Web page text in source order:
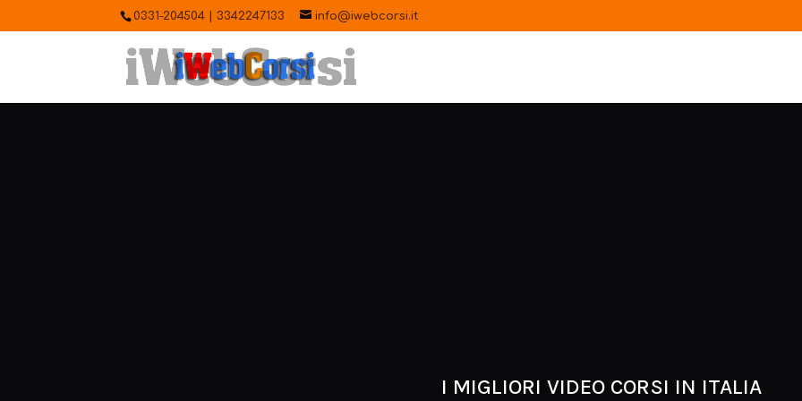
0331-204504 | 3342247133 info@iwebcorsi.it
I MIGLIORI VIDEO CORSI IN ITALIA